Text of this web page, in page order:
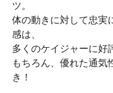
ツ。
体の動きに対して忠実
感は、
多くのケイジャーに好
もちろん、優れた通気
き！